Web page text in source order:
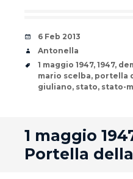
Date
6 Feb 2013
Author
Antonella
Tags
1 maggio 1947, 1947,
mario scelba, portella
giuliano, stato, stato-
1 maggio
Portella